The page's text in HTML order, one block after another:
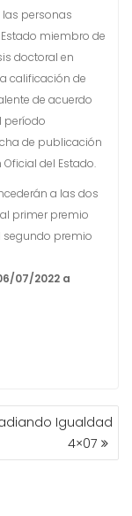
personas
Estado miembro de
doctoral en
calificación de
de acuerdo
período
de publicación
del Estado.
a las dos
primer premio
segundo premio
07/2022 a
Igualdad
4×07